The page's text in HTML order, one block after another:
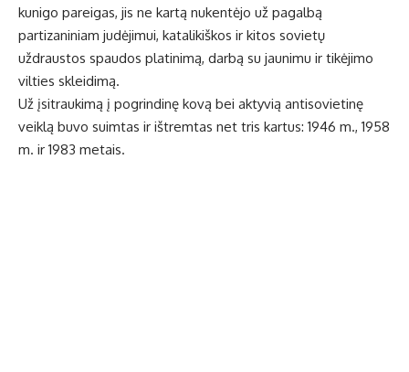
kunigo pareigas, jis ne kartą nukentėjo už pagalbą
partizaniniam judėjimui, katalikiškos ir kitos sovietų
uždraustos spaudos platinimą, darbą su jaunimu ir tikėjimo
vilties skleidimą.
Už įsitraukimą į pogrindinę kovą bei aktyvią antisovietinę
veiklą buvo suimtas ir ištremtas net tris kartus: 1946 m., 1958
m. ir 1983 metais.